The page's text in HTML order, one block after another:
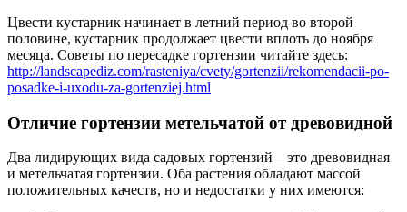
Цвести кустарник начинает в летний период во второй
половине, кустарник продолжает цвести вплоть до ноября
месяца. Советы по пересадке гортензии читайте здесь:
http://landscapediz.com/rasteniya/cvety/gortenzii/rekomendacii-po-
posadke-i-uxodu-za-gortenziej.html
Отличие гортензии метельчатой от древовидной
Два лидирующих вида садовых гортензий – это древовидная
и метельчатая гортензии. Оба растения обладают массой
положительных качеств, но и недостатки у них имеются: